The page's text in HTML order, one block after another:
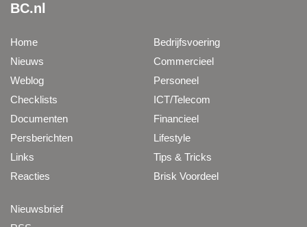
BC.nl
Home
Nieuws
Weblog
Checklists
Documenten
Persberichten
Links
Reacties
Bedrijfsvoering
Commercieel
Personeel
ICT/Telecom
Financieel
Lifestyle
Tips & Tricks
Brisk Voordeel
Nieuwsbrief